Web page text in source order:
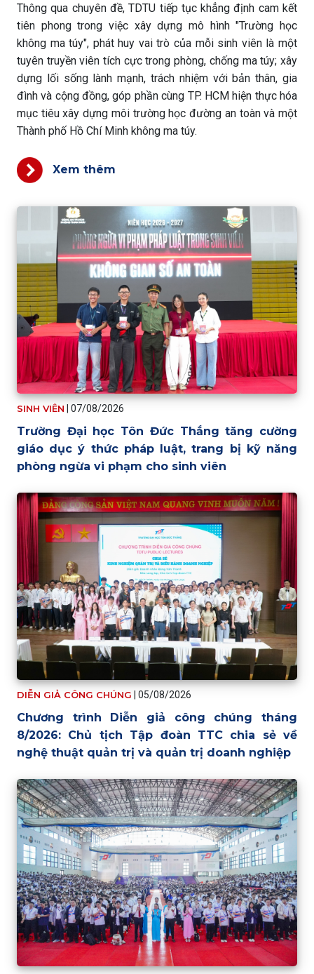
Thông qua chuyên đề, TDTU tiếp tục khẳng định cam kết
tiên phong trong việc xây dựng mô hình "Trường học
không ma túy", phát huy vai trò của mỗi sinh viên là một
tuyên truyền viên tích cực trong phòng, chống ma túy; xây
dựng lối sống lành mạnh, trách nhiệm với bản thân, gia
đình và cộng đồng, góp phần cùng TP. HCM hiện thực hóa
mục tiêu xây dựng môi trường học đường an toàn và một
Thành phố Hồ Chí Minh không ma túy.
Xem thêm
SINH VIÊN 07/08/2026
Trường Đại học Tôn Đức Thắng tăng cường
giáo dục ý thức pháp luật, trang bị kỹ năng
phòng ngừa vi phạm cho sinh viên
DIỄN GIẢ CÔNG CHÚNG 05/08/2026
Chương trình Diễn giả công chúng tháng
8/2026: Chủ tịch Tập đoàn TTC chia sẻ về
nghệ thuật quản trị và quản trị doanh nghiệp